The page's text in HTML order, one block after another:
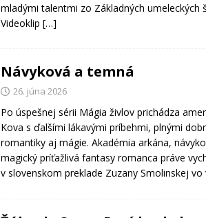
mladými talentmi zo Základných umeleckých
Videoklip […]
Návyková a temná
26. júna 2026
Po úspešnej sérii Mágia živlov prichádza
Kova s ďalšími lákavými príbehmi, plnými
romantiky aj mágie. Akadémia arkána,
magický príťažlivá fantasy romanca práve
v slovenskom preklade Zuzany Smolinskej